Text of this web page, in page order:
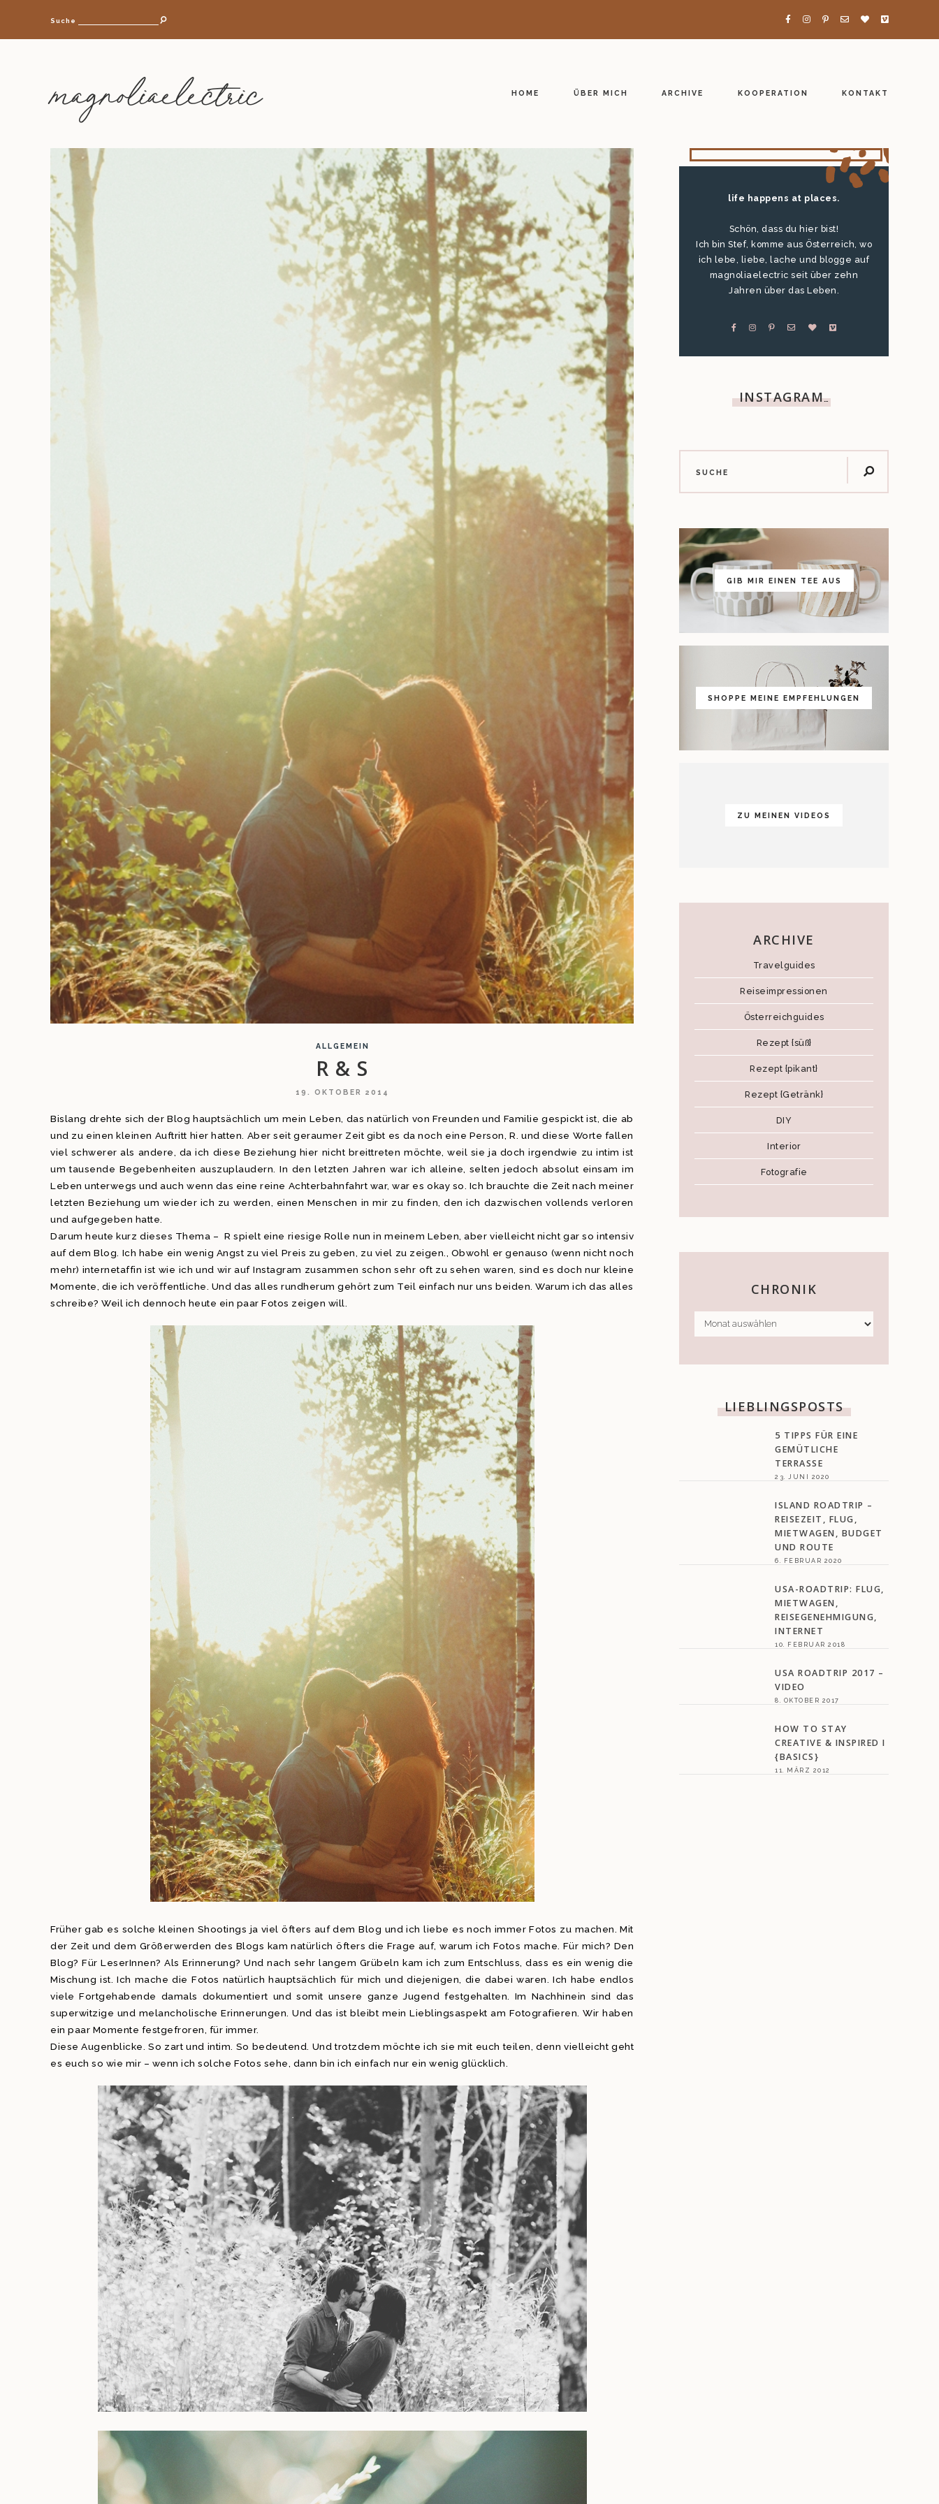
Suche
magnoliaelectric HOME ÜBER MICH ARCHIVE KOOPERATION KONTAKT
ALLGEMEIN
R & S
19. OKTOBER 2014
Bislang drehte sich der Blog hauptsächlich um mein Leben, das natürlich von Freunden und Familie gespickt ist, die ab
und zu einen kleinen Auftritt hier hatten. Aber seit geraumer Zeit gibt es da noch eine Person, R. und diese Worte fallen
viel schwerer als andere, da ich diese Beziehung hier nicht breittreten möchte, weil sie ja doch irgendwie zu intim ist
um tausende Begebenheiten auszuplaudern. In den letzten Jahren war ich alleine, selten jedoch absolut einsam im
Leben unterwegs und auch wenn das eine reine Achterbahnfahrt war, war es okay so. Ich brauchte die Zeit nach meiner
letzten Beziehung um wieder ich zu werden, einen Menschen in mir zu finden, den ich dazwischen vollends verloren
und aufgegeben hatte.
Darum heute kurz dieses Thema – R spielt eine riesige Rolle nun in meinem Leben, aber vielleicht nicht gar so intensiv
auf dem Blog. Ich habe ein wenig Angst zu viel Preis zu geben, zu viel zu zeigen., Obwohl er genauso (wenn nicht noch
mehr) internetaffin ist wie ich und wir auf Instagram zusammen schon sehr oft zu sehen waren, sind es doch nur kleine
Momente, die ich veröffentliche. Und das alles rundherum gehört zum Teil einfach nur uns beiden. Warum ich das alles
schreibe? Weil ich dennoch heute ein paar Fotos zeigen will.
Früher gab es solche kleinen Shootings ja viel öfters auf dem Blog und ich liebe es noch immer Fotos zu machen. Mit
der Zeit und dem Größerwerden des Blogs kam natürlich öfters die Frage auf, warum ich Fotos mache. Für mich? Den
Blog? Für LeserInnen? Als Erinnerung? Und nach sehr langem Grübeln kam ich zum Entschluss, dass es ein wenig die
Mischung ist. Ich mache die Fotos natürlich hauptsächlich für mich und diejenigen, die dabei waren. Ich habe endlos
viele Fortgehabende damals dokumentiert und somit unsere ganze Jugend festgehalten. Im Nachhinein sind das
superwitzige und melancholische Erinnerungen. Und das ist bleibt mein Lieblingsaspekt am Fotografieren. Wir haben
ein paar Momente festgefroren, für immer.
Diese Augenblicke. So zart und intim. So bedeutend. Und trotzdem möchte ich sie mit euch teilen, denn vielleicht geht
es euch so wie mir – wenn ich solche Fotos sehe, dann bin ich einfach nur ein wenig glücklich.
life happens at places.
Schön, dass du hier bist!
Ich bin Stef, komme aus Österreich, wo
ich lebe, liebe, lache und blogge auf
magnoliaelectric seit über zehn
Jahren über das Leben.
INSTAGRAM…
GIB MIR EINEN TEE AUS
SHOPPE MEINE EMPFEHLUNGEN
ZU MEINEN VIDEOS
ARCHIVE
Travelguides
Reiseimpressionen
Österreichguides
Rezept {süß}
Rezept {pikant}
Rezept {Getränk}
DIY
Interior
Fotografie
CHRONIK
CHRONIK
LIEBLINGSPOSTS
5 TIPPS FÜR EINE
GEMÜTLICHE
TERRASSE
23. JUNI 2020
ISLAND ROADTRIP –
REISEZEIT, FLUG,
MIETWAGEN, BUDGET
UND ROUTE
6. FEBRUAR 2020
USA-ROADTRIP: FLUG,
MIETWAGEN,
REISEGENEHMIGUNG,
INTERNET
10. FEBRUAR 2018
USA ROADTRIP 2017 –
VIDEO
8. OKTOBER 2017
HOW TO STAY
CREATIVE & INSPIRED I
{BASICS}
11. MÄRZ 2012